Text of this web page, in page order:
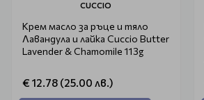
CUCCIO
Крем масло за ръце и тяло
Лавандула и лайка Cuccio Butter
Lavender & Chamomile 113g
€ 12.78 (25.00 лв.)